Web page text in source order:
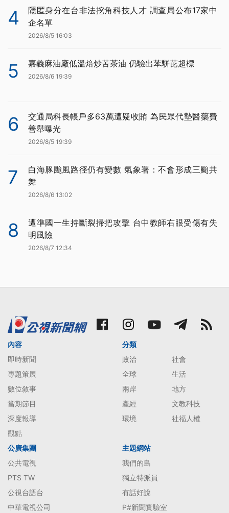
4
隱匿身分在台非法挖角科技人才 調查局公布17家中
企名單
2026/8/5 16:03
5 嘉義麻油廠低溫焙炒苦茶油 仍驗出苯駢芘超標
2026/8/6 19:39
6
交通局科長帳戶多63萬遭疑收賄 為民眾代墊醫藥費
善舉曝光
2026/8/5 19:39
7
白海豚颱風路徑仍有變數 氣象署：不會形成三颱共
舞
2026/8/6 13:02
8
遭準國一生持斷裂掃把攻擊 台中教師右眼受傷有失
明風險
2026/8/7 12:34
內容
即時新聞
專題策展
數位敘事
當期節目
深度報導
觀點
分類
政治
社會
全球
生活
兩岸
地方
產經
文教科技
環境
社福人權
公廣集團
公共電視
PTS TW
公視台語台
中華電視公司
主題網站
我們的島
獨立特派員
有話好說
P#新聞實驗室